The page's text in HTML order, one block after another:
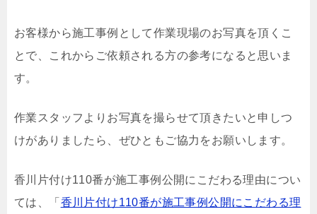
お客様から施工事例として作業現場のお写真を頂くこ
とで、これからご依頼される方の参考になると思いま
す。
作業スタッフよりお写真を撮らせて頂きたいと申しつ
けがありましたら、ぜひともご協力をお願いします。
香川片付け110番が施工事例公開にこだわる理由につい
ては、「 香川片付け110番が施工事例公開にこだわる理